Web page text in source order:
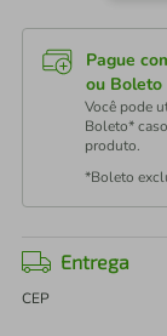
Pague
ou Boleto
Você pode
Boleto*
produto.
*Boleto
Entrega
CEP